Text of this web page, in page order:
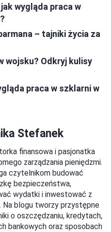
wygląda praca w
– tajniki życia za
wojsku? Odkryj kulisy
praca w szklarni w
Stefanek
finansowa i pasjonatka
zarządzania pieniędzmi.
czytelnikom budować
bezpieczeństwa,
wydatki i inwestować z
Na blogu tworzy przystępne
o oszczędzaniu, kredytach,
bankowych oraz sposobach